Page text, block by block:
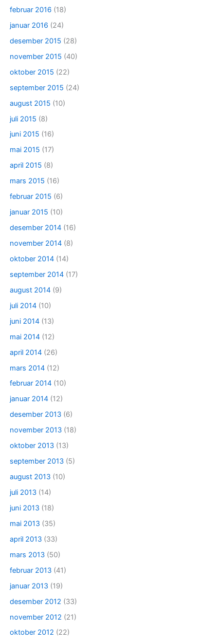
februar 2016 (18)
januar 2016 (24)
desember 2015 (28)
november 2015 (40)
oktober 2015 (22)
september 2015 (24)
august 2015 (10)
juli 2015 (8)
juni 2015 (16)
mai 2015 (17)
april 2015 (8)
mars 2015 (16)
februar 2015 (6)
januar 2015 (10)
desember 2014 (16)
november 2014 (8)
oktober 2014 (14)
september 2014 (17)
august 2014 (9)
juli 2014 (10)
juni 2014 (13)
mai 2014 (12)
april 2014 (26)
mars 2014 (12)
februar 2014 (10)
januar 2014 (12)
desember 2013 (6)
november 2013 (18)
oktober 2013 (13)
september 2013 (5)
august 2013 (10)
juli 2013 (14)
juni 2013 (18)
mai 2013 (35)
april 2013 (33)
mars 2013 (50)
februar 2013 (41)
januar 2013 (19)
desember 2012 (33)
november 2012 (21)
oktober 2012 (22)